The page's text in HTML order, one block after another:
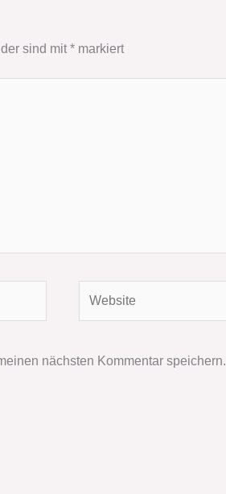
sind mit * markiert
nächsten Kommentar speichern.